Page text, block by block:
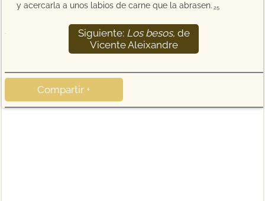
y acercarla a unos labios de carne que la abrasen. 25
Siguiente: Los besos, de
Vicente Aleixandre
Compartir +